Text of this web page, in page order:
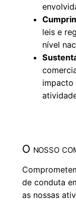
leis e
nível
impacto
O nosso
de conduta
as nossas